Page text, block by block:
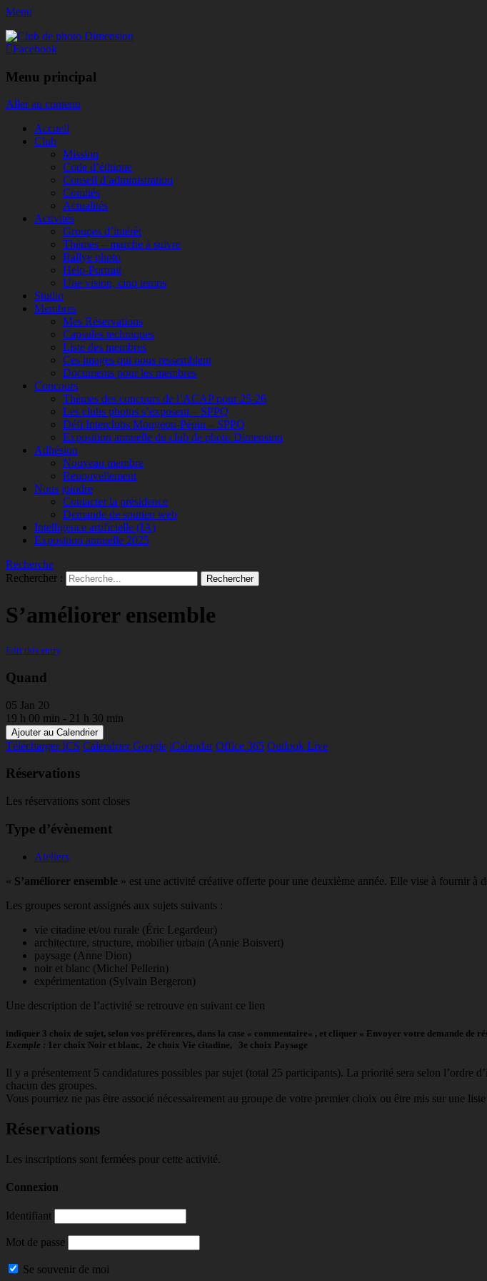
Menu
Club de photo Dimension
Facebook
Menu principal
Aller au contenu
Accueil
Club
Mission
Code d’éthique
Conseil d’administration
Comités
Actualités
Activités
Groupes d’intérêt
Thèmes – marche à suivre
Rallye photo
Help-Portrait
Une vision, cinq temps
Studio
Membres
Mes Réservations
Capsules techniques
Liste des membres
Ces images qui nous ressemblent
Documents pour les membres
Concours
Thèmes des concours de l’ACAP pour 25-26
Les clubs photos s’exposent – SPPQ
Défi Interclubs Mongeon-Pépin – SPPQ
Exposition annuelle du club de photo Dimension
Adhésion
Nouveau membre
Renouvellement
Nous joindre
Contacter la présidence
Demande de soutien web
Intelligence artificielle (IA)
Exposition annuelle 2025
Recherche
Rechercher :
S’améliorer ensemble
Edit this entry
Quand
05 Jan 20
19 h 00 min - 21 h 30 min
Ajouter au Calendrier
Télécharger ICS Calendrier Google iCalendar Office 365 Outlook Live
Réservations
Les réservations sont closes
Type d’évènement
Ateliers
« S’améliorer ensemble » est une activité créative offerte pour une deuxième année. Elle vise à fournir à
Les groupes seront assignés aux sujets suivants :
vie citadine et/ou rurale (Éric Legardeur)
architecture, structure, mobilier urbain (Annie Boisvert)
paysage (Anne Dion)
noir et blanc (Michel Pellerin)
expérimentation (Sylvain Bergeron)
Une description de l’activité se retrouve en suivant ce lien
indiquer 3 choix de sujet, selon vos préférences, dans la case « commentaire« , et cliquer « Envoyer votre demande de
Exemple : 1er choix Noir et blanc, 2e choix Vie citadine, 3e choix Paysage
Il y a présentement 5 candidatures possibles par sujet (total 25 participants). La priorité sera selon l’ordre
chacun des groupes.
Vous pourriez ne pas être associé nécessairement au groupe de votre premier choix ou être mis sur une
Réservations
Les inscriptions sont fermées pour cette activité.
Connexion
Identifiant
Mot de passe
Se souvenir de moi